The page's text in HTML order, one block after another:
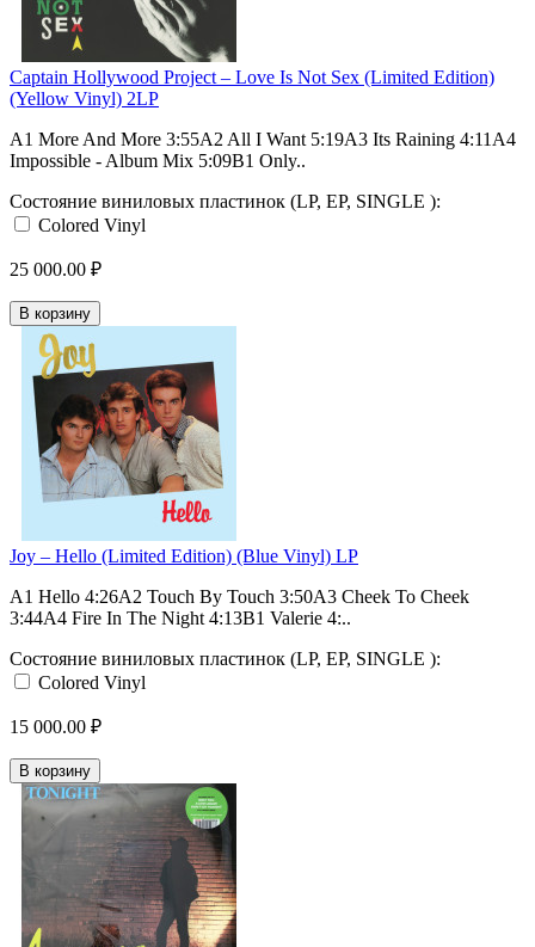
Captain Hollywood Project – Love Is Not Sex (Limited Edition)
(Yellow Vinyl) 2LP
A1 More And More 3:55A2 All I Want 5:19A3 Its Raining 4:11A4
Impossible - Album Mix 5:09B1 Only..
Состояние виниловых пластинок (LP, EP, SINGLE ):
Colored Vinyl
25 000.00 ₽
В корзину
Joy – Hello (Limited Edition) (Blue Vinyl) LP
A1 Hello 4:26A2 Touch By Touch 3:50A3 Cheek To Cheek
3:44A4 Fire In The Night 4:13B1 Valerie 4:..
Состояние виниловых пластинок (LP, EP, SINGLE ):
Colored Vinyl
15 000.00 ₽
В корзину